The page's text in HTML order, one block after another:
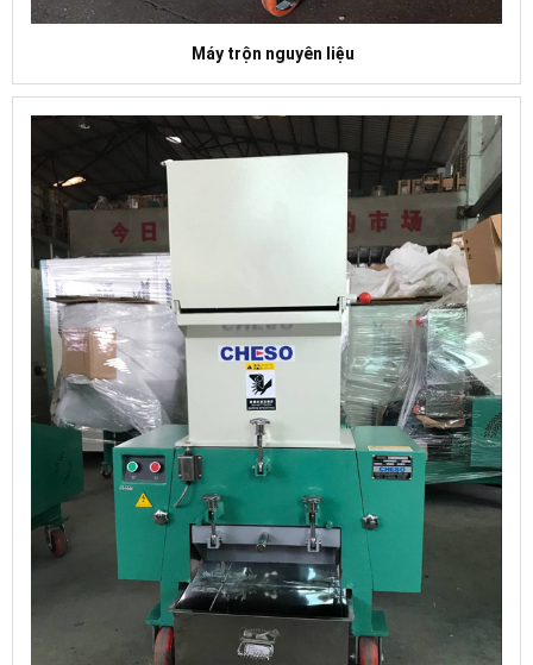
Máy trộn nguyên liệu